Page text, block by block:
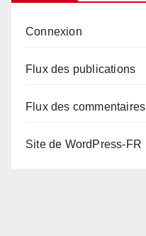
Connexion
Flux des publications
Flux des commentaires
Site de WordPress-FR